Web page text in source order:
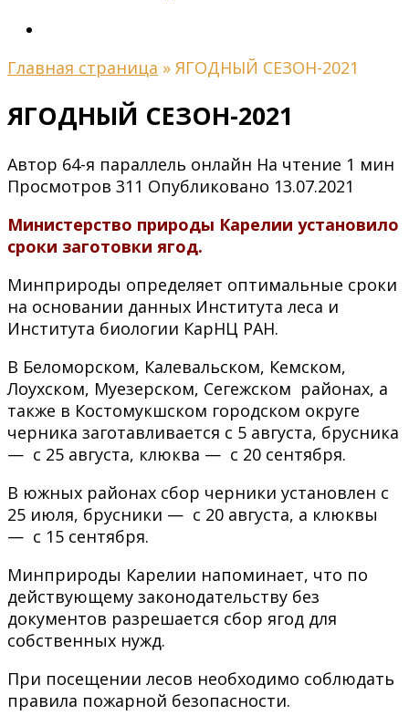
Главная страница » ЯГОДНЫЙ СЕЗОН-2021
ЯГОДНЫЙ СЕЗОН-2021
Автор 64-я параллель онлайн На чтение 1 мин
Просмотров 311 Опубликовано 13.07.2021
Министерство природы Карелии установило
сроки заготовки ягод.
Минприроды определяет оптимальные сроки
на основании данных Института леса и
Института биологии КарНЦ РАН.
В Беломорском, Калевальском, Кемском,
Лоухском, Муезерском, Сегежском районах, а
также в Костомукшском городском округе
черника заготавливается с 5 августа, брусника
— с 25 августа, клюква — с 20 сентября.
В южных районах сбор черники установлен с
25 июля, брусники — с 20 августа, а клюквы
— с 15 сентября.
Минприроды Карелии напоминает, что по
действующему законодательству без
документов разрешается сбор ягод для
собственных нужд.
При посещении лесов необходимо соблюдать
правила пожарной безопасности.